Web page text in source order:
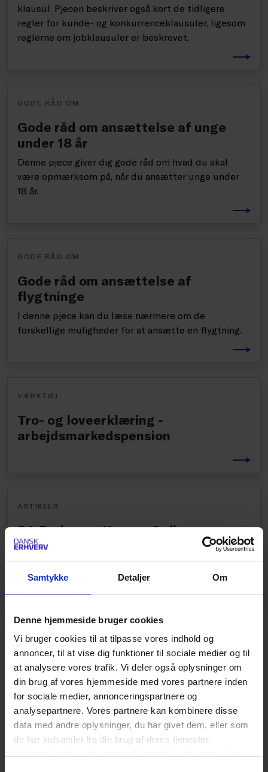
Samtykke Detaljer Om
Denne hjemmeside bruger cookies
Vi bruger cookies til at tilpasse vores indhold og
annoncer, til at vise dig funktioner til sociale medier og til
at analysere vores trafik. Vi deler også oplysninger om
din brug af vores hjemmeside med vores partnere inden
for sociale medier, annonceringspartnere og
analysepartnere. Vores partnere kan kombinere disse
data med andre oplysninger, du har givet dem, eller som
de har indsamlet fra din brug af deres tjenester.
klausul. Pjecen beskriver også kort de tidligere
regler for kunde- og konkurrenceklausuler, ligesom
reglerne om jobklausuler er beskrevet.
GODE RÅD OM
Gode råd om ansættelse af unge
under 18 år
Denne pjece giver dig gode råd om hvad du skal
være opmærksom på, når du ansætter unge under
18 år.
GODE RÅD OM
Gode råd om ansættelse af
flygtninge
I denne pjece kan du læse nærmere om de
forskellige muligheder for at ansætte en flygtning.
VÆRKTØJ
Tro- og loveerklæring -
arbejdsmarkedspension
ARTIKLER
DA Forlag og Karnov Online
Dansk Arbejdsgiverforenings online bog-shop er
forbeholdt medlemmer af Dansk Erhverv
Arbejdsgiver.
ARTIKLER
Vikar valgt som tillidsrepræsentant
var særligt beskyttet
Opsigelse af en vikar, der var valgt til
tillidsrepræsentant på brugervirksomheden, skulle
begrundes i tvingende årsager.